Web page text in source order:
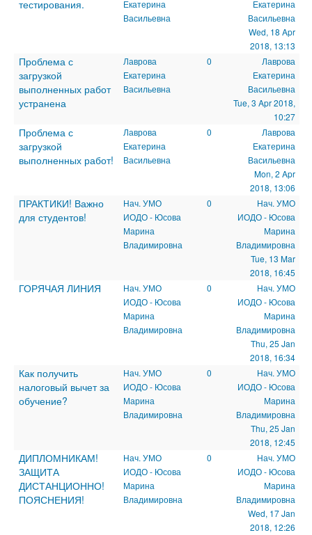
тестирования.
Екатерина
Васильевна
Екатерина
Васильевна
Wed, 18 Apr
2018, 13:13
Проблема с
загрузкой
выполненных работ
устранена
Лаврова
Екатерина
Васильевна
0
Лаврова
Екатерина
Васильевна
Tue, 3 Apr 2018,
10:27
Проблема с
загрузкой
выполненных работ!
Лаврова
Екатерина
Васильевна
0
Лаврова
Екатерина
Васильевна
Mon, 2 Apr
2018, 13:06
ПРАКТИКИ! Важно
для студентов!
Нач. УМО
ИОДО - Юсова
Марина
Владимировна
0
Нач. УМО
ИОДО - Юсова
Марина
Владимировна
Tue, 13 Mar
2018, 16:45
ГОРЯЧАЯ ЛИНИЯ
Нач. УМО
ИОДО - Юсова
Марина
Владимировна
0
Нач. УМО
ИОДО - Юсова
Марина
Владимировна
Thu, 25 Jan
2018, 16:34
Как получить
налоговый вычет за
обучение?
Нач. УМО
ИОДО - Юсова
Марина
Владимировна
0
Нач. УМО
ИОДО - Юсова
Марина
Владимировна
Thu, 25 Jan
2018, 12:45
ДИПЛОМНИКАМ!
ЗАЩИТА
ДИСТАНЦИОННО!
ПОЯСНЕНИЯ!
Нач. УМО
ИОДО - Юсова
Марина
Владимировна
0
Нач. УМО
ИОДО - Юсова
Марина
Владимировна
Wed, 17 Jan
2018, 12:26